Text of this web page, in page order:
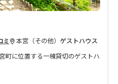
ミ 本宮（その他） ゲストハウス
町に位置する一棟貸切のゲストハ